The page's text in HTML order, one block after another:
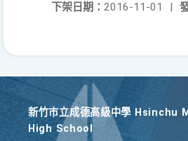
下架日期： 2016-11-01
|
新竹巿立成德高級中學
High School